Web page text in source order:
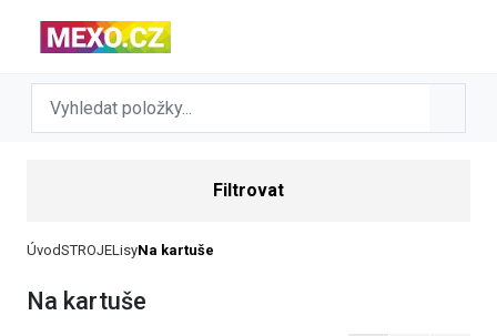
Filtrovat
ÚvodSTROJELisyNa kartuše
Na kartuše